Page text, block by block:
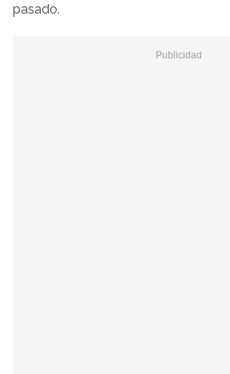
pasado.